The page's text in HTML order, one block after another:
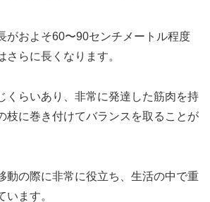
がおよそ60〜90センチメートル程度
さらに長くなります。
くらいあり、非常に発達した筋肉を持
枝に巻き付けてバランスを取ることが
動の際に非常に役立ち、生活の中で重
います。